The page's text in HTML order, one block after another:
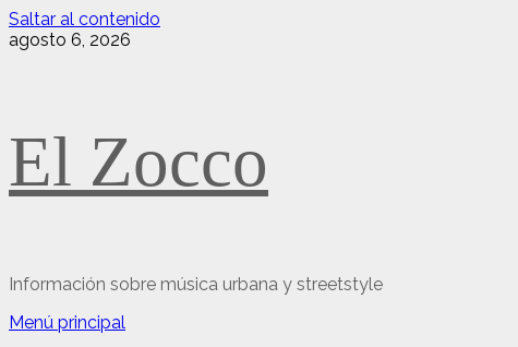
Saltar al contenido
agosto 6, 2026
El Zocco
Información sobre música urbana y streetstyle
Menú principal